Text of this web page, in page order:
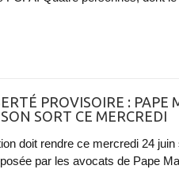
PROVISOIRE : PAPE
SORT CE MERCREDI
doit rendre ce mercredi 24
par les avocats de Pape